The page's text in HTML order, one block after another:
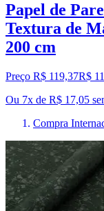
Papel de
Textura de
200 cm
Preço R$ 119,37R$
Ou 7x de R$ 17,05
Compra